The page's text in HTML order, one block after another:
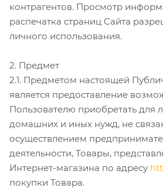
контрагентов. Просмотр
распечатка страниц Сайта
личного использования.
2. Предмет
2.1. Предметом настоящей
является предоставление
Пользователю приобретать для
домашних и иных нужд, не
осуществлением
деятельности, Товары,
Интернет-магазина по адресу
покупки Товара.